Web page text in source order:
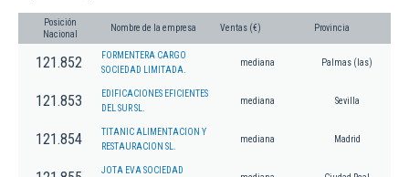
Posición
Nacional
Nombre de la empresa Ventas (€) Provincia
121.852
FORMENTERA CARGO
SOCIEDAD LIMITADA.
mediana Palmas (las)
121.853
EDIFICACIONES EFICIENTES
DEL SUR SL.
mediana Sevilla
121.854
TITANIC ALIMENTACION Y
RESTAURACION SL.
mediana Madrid
JOTA EVA SOCIEDAD